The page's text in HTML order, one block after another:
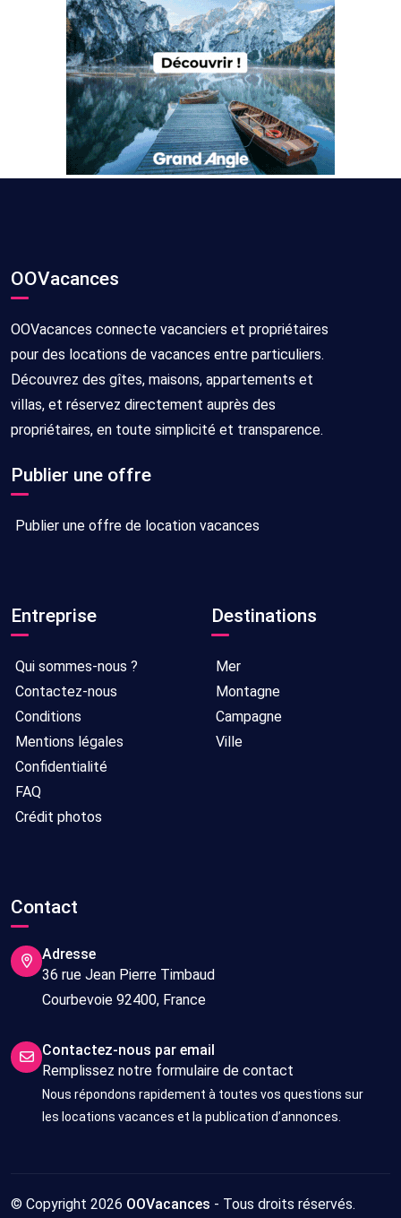
OOVacances
OOVacances connecte vacanciers et propriétaires
pour des locations de vacances entre particuliers.
Découvrez des gîtes, maisons, appartements et
villas, et réservez directement auprès des
propriétaires, en toute simplicité et transparence.
Publier une offre
Publier une offre de location vacances
Entreprise
Qui sommes-nous ?
Contactez-nous
Conditions
Mentions légales
Confidentialité
FAQ
Crédit photos
Destinations
Mer
Montagne
Campagne
Ville
Contact
Adresse
36 rue Jean Pierre Timbaud
Courbevoie 92400, France
Contactez-nous par email
Remplissez notre formulaire de contact
Nous répondons rapidement à toutes vos questions sur
les locations vacances et la publication d’annonces.
© Copyright 2026 OOVacances - Tous droits réservés.